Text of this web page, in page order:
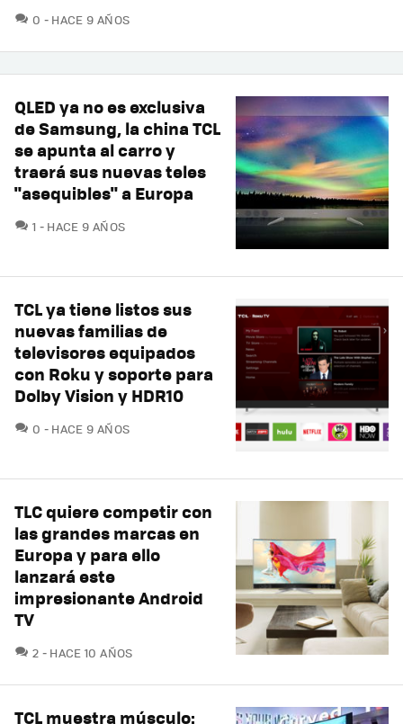
0 COMENTARIOS
HACE 9 AÑOS
QLED ya no es exclusiva
de Samsung, la china TCL
se apunta al carro y
traerá sus nuevas teles
"asequibles" a Europa
1 COMENTARIOS
HACE 9 AÑOS
TCL ya tiene listos sus
nuevas familias de
televisores equipados
con Roku y soporte para
Dolby Vision y HDR10
0 COMENTARIOS
HACE 9 AÑOS
TLC quiere competir con
las grandes marcas en
Europa y para ello
lanzará este
impresionante Android
TV
2 COMENTARIOS
HACE 10 AÑOS
TCL muestra músculo: